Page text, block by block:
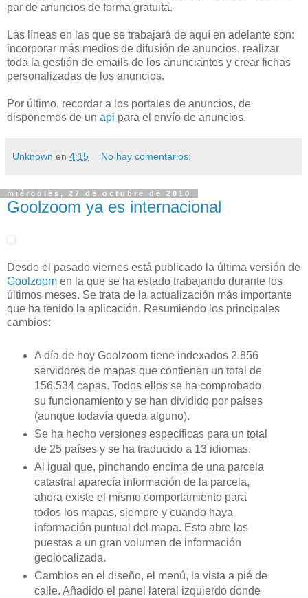
par de anuncios de forma gratuita.
Las líneas en las que se trabajará de aquí en adelante son:
incorporar más medios de difusión de anuncios, realizar
toda la gestión de emails de los anunciantes y crear fichas
personalizadas de los anuncios.
Por último, recordar a los portales de anuncios, de
disponemos de un api para el envío de anuncios.
Unknown en 4:15 No hay comentarios:
miércoles, 27 de octubre de 2010
Goolzoom ya es internacional
Desde el pasado viernes está publicado la última versión de
Goolzoom en la que se ha estado trabajando durante los
últimos meses. Se trata de la actualización más importante
que ha tenido la aplicación. Resumiendo los principales
cambios:
A día de hoy Goolzoom tiene indexados 2.856
servidores de mapas que contienen un total de
156.534 capas. Todos ellos se ha comprobado
su funcionamiento y se han dividido por países
(aunque todavía queda alguno).
Se ha hecho versiones específicas para un total
de 25 países y se ha traducido a 13 idiomas.
Al igual que, pinchando encima de una parcela
catastral aparecía información de la parcela,
ahora existe el mismo comportamiento para
todos los mapas, siempre y cuando haya
información puntual del mapa. Esto abre las
puestas a un gran volumen de información
geolocalizada.
Cambios en el diseño, el menú, la vista a pié de
calle. Añadido el panel lateral izquierdo donde